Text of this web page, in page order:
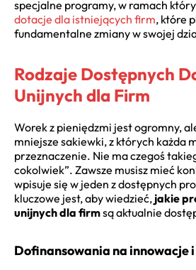
specjalne programy, w ramach
dotacje dla istniejących firm, które
fundamentalne zmiany w swojej
Rodzaje Dostępnych
Unijnych dla Firm
Worek z pieniędzmi jest ogromny,
mniejsze sakiewki, z których każda
przeznaczenie. Nie ma czegoś
cokolwiek”. Zawsze musisz mieć
wpisuje się w jeden z dostępnych
kluczowe jest, aby wiedzieć, jakie
unijnych dla firmsą aktualnie
Dofinansowania na innowacje